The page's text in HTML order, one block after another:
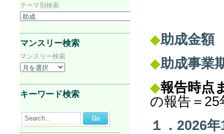
◆助成金額
◆助成事業
◆報告時点
の報告＝
１．2026年
テーマ別検索
マンスリー検索
マンスリー検索
キーワード検索
Search...